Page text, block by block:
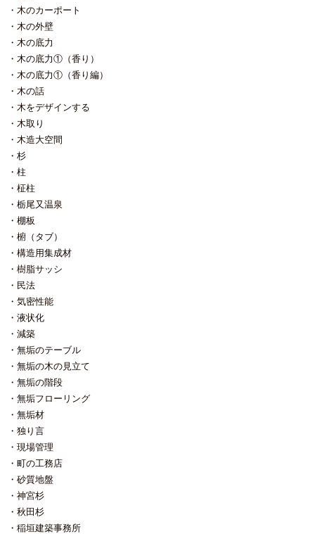
木のカーポート
木の外壁
木の底力
木の底力①（香り）
木の底力①（香り編）
木の話
木をデザインする
木取り
木造大空間
杉
柱
柾柱
栃尾又温泉
棚板
椨（タブ）
構造用集成材
樹脂サッシ
民法
気密性能
液状化
減築
無垢のテーブル
無垢の木の見立て
無垢の階段
無垢フローリング
無垢材
独り言
現場管理
町の工務店
砂質地盤
神宮杉
秋田杉
稲垣建築事務所